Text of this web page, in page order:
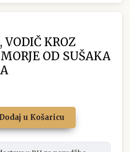
VODIČ KROZ
OD SUŠAKA
u Košaricu